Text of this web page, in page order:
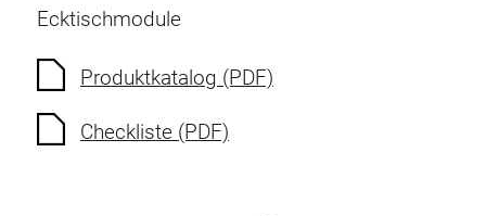
Lochwand und Zubehör
Behälter
Ecktischmodule
Produktkatalog (PDF)
Checkliste (PDF)